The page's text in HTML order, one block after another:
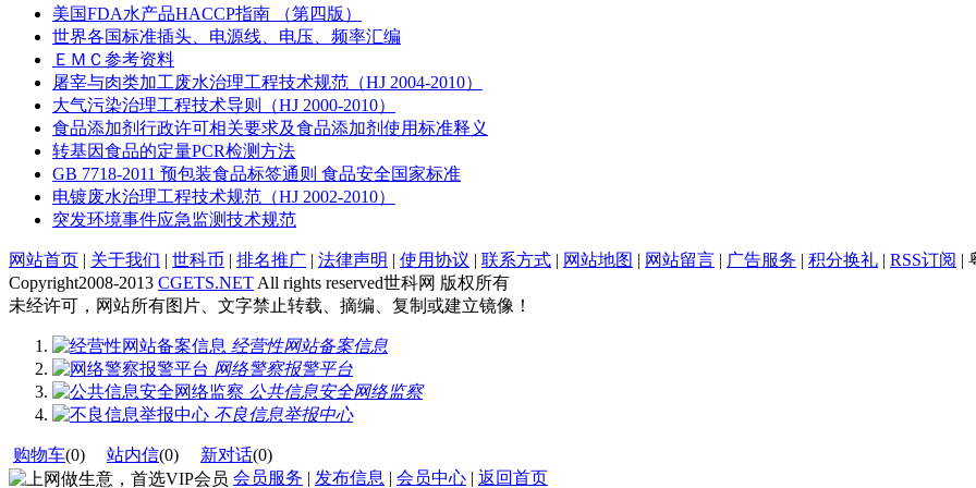
美国FDA水产品HACCP指南 （第四版）
世界各国标准插头、电源线、电压、频率汇编
ＥＭＣ参考资料
屠宰与肉类加工废水治理工程技术规范（HJ 2004-2010）
大气污染治理工程技术导则（HJ 2000-2010）
食品添加剂行政许可相关要求及食品添加剂使用标准释义
转基因食品的定量PCR检测方法
GB 7718-2011 预包装食品标签通则 食品安全国家标准
电镀废水治理工程技术规范（HJ 2002-2010）
突发环境事件应急监测技术规范
网站首页 | 关于我们 | 世科币 | 排名推广 | 法律声明 | 使用协议 | 联系方式 | 网站地图 | 网站留言 | 广告服务 | 积分换礼 | RSS订阅 |
Copyright2008-2013 CGETS.NET All rights reserved世科网 版权所有
未经许可，网站所有图片、文字禁止转载、摘编、复制或建立镜像！
经营性网站备案信息
网络警察报警平台
公共信息安全网络监察
不良信息举报中心
购物车(0) 站内信(0) 新对话(0)
会员服务 | 发布信息 | 会员中心 | 返回首页